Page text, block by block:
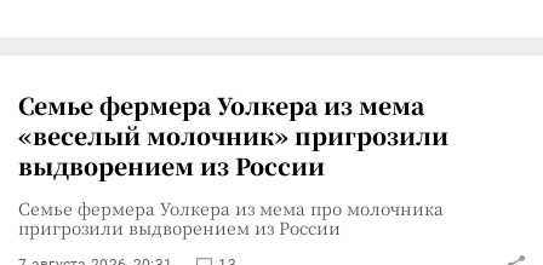
Семье фермера Уолкера из мема
«веселый молочник» пригрозили
выдворением из России
Семье фермера Уолкера из мема про молочника
пригрозили выдворением из России